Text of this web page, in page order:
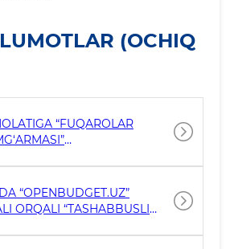
(OCHIQ
“FUQAROLAR
ASOSIDA SHAKLLANGAN
MABLAG‘LAR
“OPENBUDGET.UZ”
ORQALI “TASHABBUSLI
JAMOATCHILIK FIKRI